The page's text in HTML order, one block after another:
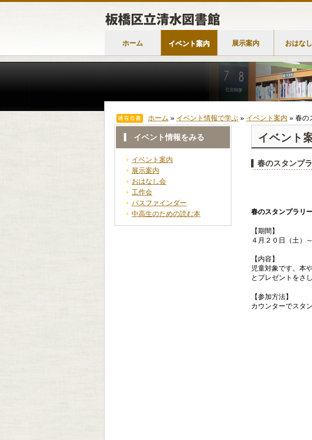
ホーム イベント案内 展示案内 おはな
ホーム » イベント情報で学ぶ » イベント案内 » 春の
イベント情報をみる
イベント案内
展示案内
おはなし会
工作会
パスファインダー
中高生のための読む本
イベント
春のスタンプ
春のスタンプラリ
【期間】
４月２０日（土）
【内容】
児童対象です。本
とプレゼントをさ
【参加方法】
カウンターでスタ